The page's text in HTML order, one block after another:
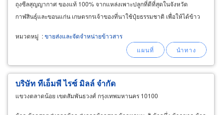
ถุงซีลสุญญากาศ ของแท้ 100% จากแหล่งเพาะปลูกที่ดีที่สุดในจังหวัด
กาฬสินธุ์และขอนแก่น เกษตรกรเจ้าของที่นาใช้ปุ๋ยธรรมชาติ เพื่อให้ได้ข้าว
หมวดหมู่ :ขายส่งและจัดจำหน่ายข้าวสาร
บริษัท ทีเอ็มพี ไรซ์ มิลล์ จำกัด
แขวงตลาดน้อย เขตสัมพันธวงศ์ กรุงเทพมหานคร 10100